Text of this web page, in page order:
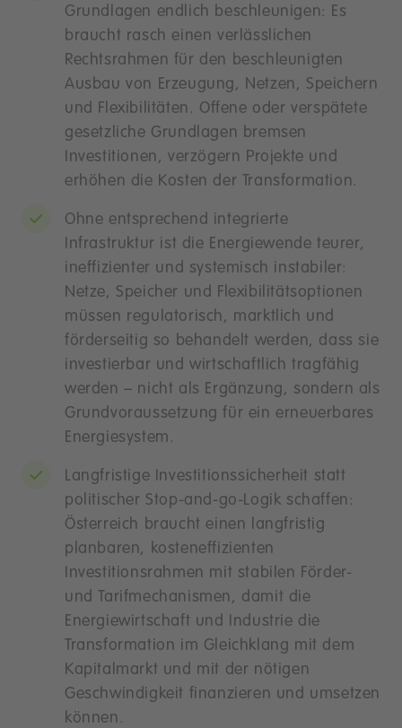
Grundlagen endlich beschleunigen: Es
braucht rasch einen verlässlichen
Rechtsrahmen für den beschleunigten
Ausbau von Erzeugung, Netzen, Speichern
und Flexibilitäten. Offene oder verspätete
gesetzliche Grundlagen bremsen
Investitionen, verzögern Projekte und
erhöhen die Kosten der Transformation.
Ohne entsprechend integrierte
Infrastruktur ist die Energiewende teurer,
ineffizienter und systemisch instabiler:
Netze, Speicher und Flexibilitätsoptionen
müssen regulatorisch, marktlich und
förderseitig so behandelt werden, dass sie
investierbar und wirtschaftlich tragfähig
werden – nicht als Ergänzung, sondern als
Grundvoraussetzung für ein erneuerbares
Energiesystem.
Langfristige Investitionssicherheit statt
politischer Stop-and-go-Logik schaffen:
Österreich braucht einen langfristig
planbaren, kosteneffizienten
Investitionsrahmen mit stabilen Förder-
und Tarifmechanismen, damit die
Energiewirtschaft und Industrie die
Transformation im Gleichklang mit dem
Kapitalmarkt und mit der nötigen
Geschwindigkeit finanzieren und umsetzen
können.